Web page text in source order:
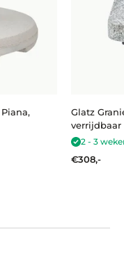
Glatz
verrijdbaar
2 - 3
€308,-